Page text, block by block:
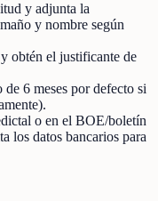
y adjunta la
y nombre según
obtén el justificante de
6 meses por defecto si
o en el BOE/boletín
los datos bancarios para